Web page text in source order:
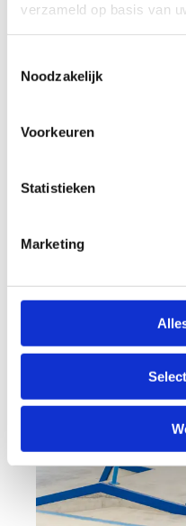
verzameld op basis van
Noodzakelijk
Voorkeuren
Statistieken
Marketing
Sport, skate
Ook na een
wedstrijd ben je in
er van urban sports
beats en heerlijke
hier vind je de